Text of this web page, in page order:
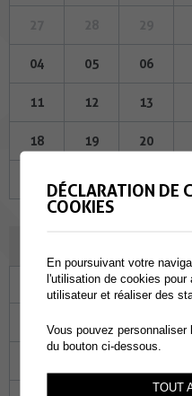
04 05 06
11 12 13
18 19 20
Ma Me
DÉCLARATION DE
COOKIES
En poursuivant votre
l'utilisation de cookies
utilisateur et réaliser des
Vous pouvez
du bouton ci-dessous.
TOUT